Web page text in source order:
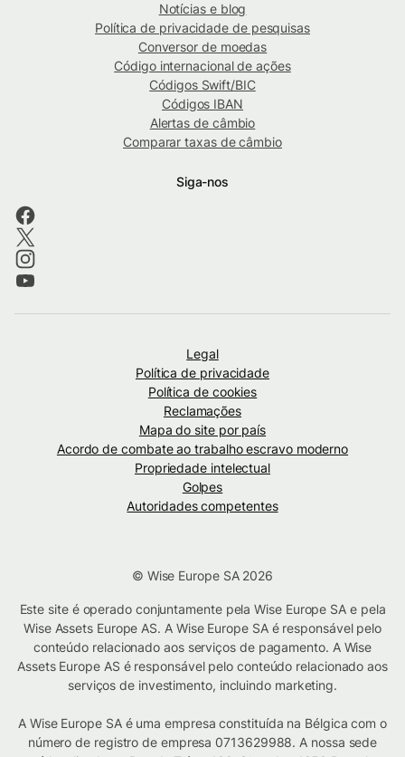
Notícias e blog
Política de privacidade de pesquisas
Conversor de moedas
Código internacional de ações
Códigos Swift/BIC
Códigos IBAN
Alertas de câmbio
Comparar taxas de câmbio
Siga-nos
Legal
Política de privacidade
Política de cookies
Reclamações
Mapa do site por país
Acordo de combate ao trabalho escravo moderno
Propriedade intelectual
Golpes
Autoridades competentes
© Wise Europe SA 2026
Este site é operado conjuntamente pela Wise Europe SA e pela
Wise Assets Europe AS. A Wise Europe SA é responsável pelo
conteúdo relacionado aos serviços de pagamento. A Wise
Assets Europe AS é responsável pelo conteúdo relacionado aos
serviços de investimento, incluindo marketing.
A Wise Europe SA é uma empresa constituída na Bélgica com o
número de registro de empresa 0713629988. A nossa sede